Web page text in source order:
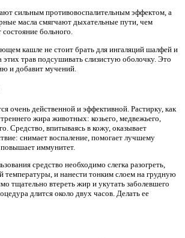
сильным противовоспалительным эффектом, а
масла смягчают дыхательные пути, чем
состояние больного.
кашле не стоит брать для ингаляций шалфей и
этих трав подсушивать слизистую оболочку. Это
и добавит мучений.
очень действенной и эффективной. Растирку, как
жира животных: козьего, медвежьего,
Средство, впитываясь в кожу, оказывает
снимает воспаление, помогает лучшему
иммунитет.
средство необходимо слегка разогреть,
температуры, и нанести тонким слоем на грудную
тщательно втереть жир и укутать заболевшего
длится около двух часов. Делать ее